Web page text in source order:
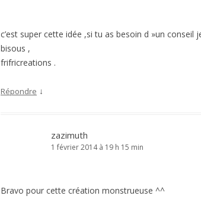
c’est super cette idée ,si tu as besoin d »un
bisous ,
frifricreations .
Répondre ↓
zazimuth
1 février 2014 à 19 h 15 min
Bravo pour cette création monstrueuse ^^